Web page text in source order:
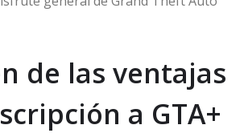
de las ventajas
a GTA+